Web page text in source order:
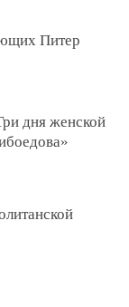
Питер
дня женской